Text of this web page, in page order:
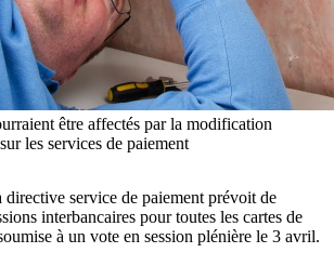
être affectés par la modification
les services de paiement
service de paiement prévoit de
interbancaires pour toutes les cartes de
à un vote en session plénière le 3 avril.